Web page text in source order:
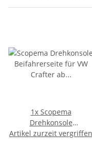
1x Scopema
Drehkonsole
Beifahrerseite für VW
Artikel zurzeit vergriffen